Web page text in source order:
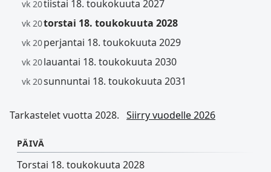
vk 20tiistai 18. toukokuuta 2027
vk 20torstai 18. toukokuuta 2028
vk 20perjantai 18. toukokuuta 2029
vk 20lauantai 18. toukokuuta 2030
vk 20sunnuntai 18. toukokuuta 2031
Tarkastelet vuotta 2028. Siirry vuodelle 2026
PÄIVÄ
Torstai 18. toukokuuta 2028